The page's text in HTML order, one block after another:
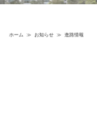
ホーム ≫ お知らせ ≫ 進路情報